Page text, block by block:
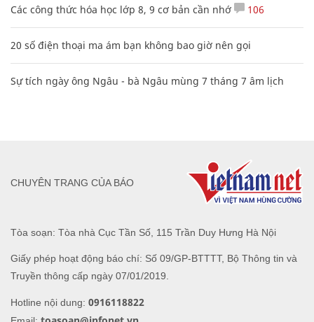
Các công thức hóa học lớp 8, 9 cơ bản cần nhớ 106
20 số điện thoại ma ám bạn không bao giờ nên gọi
Sự tích ngày ông Ngâu - bà Ngâu mùng 7 tháng 7 âm lịch
Tòa soạn: Tòa nhà Cục Tần Số, 115 Trần Duy Hưng Hà Nội
Giấy phép hoạt động báo chí: Số 09/GP-BTTTT, Bộ Thông tin và
Truyền thông cấp ngày 07/01/2019.
Hotline nội dung: 0916118822
CHUYÊN TRANG CỦA BÁO